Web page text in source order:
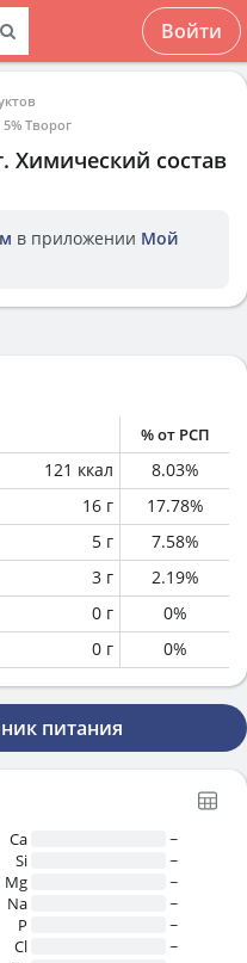
Войти
5% Творог
. Химический состав
в приложении Мой
% от РСП
121 ккал 8.03%
16 г 17.78%
5 г 7.58%
3 г 2.19%
0 г 0%
0 г 0%
питания
Ca
~
Si
~
Mg
~
Na
~
P
~
Cl
~